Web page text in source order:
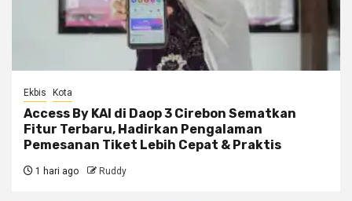
Ekbis Kota
Access By KAI di Daop 3 Cirebon Sematkan
Fitur Terbaru, Hadirkan Pengalaman
Pemesanan Tiket Lebih Cepat & Praktis
1 hari ago Ruddy